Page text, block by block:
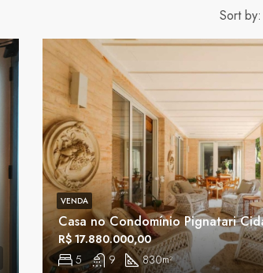
Sort by:
Casa no Condomínio Pignatari
5 9 830m²
R$ 17.880.000,00
VENDA